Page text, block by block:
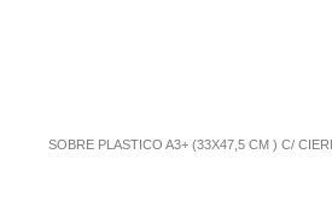
SOBRE PLASTICO A3+ (33X47,5 CM ) C/